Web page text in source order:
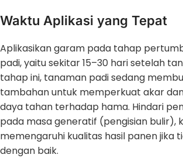
Waktu Aplikasi yang Tepat
Aplikasikan garam pada tahap
padi, yaitu sekitar 15–30 hari setelah
tahap ini, tanaman padi sedang
tambahan untuk memperkuat akar
daya tahan terhadap hama. Hindari
pada masa generatif (pengisian bulir),
memengaruhi kualitas hasil panen jika
dengan baik.